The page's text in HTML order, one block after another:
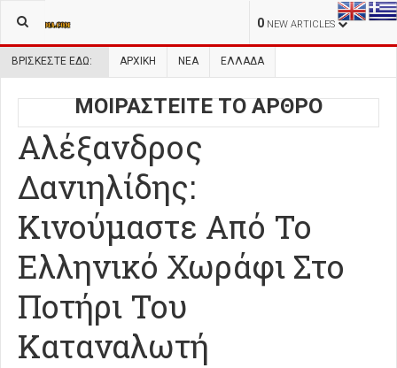
0 NEW ARTICLES
ΒΡΊΣΚΕΣΤΕ ΕΔΏ: ΑΡΧΙΚΉ ΝΕΑ ΕΛΛΑΔΑ
ΜΟΙΡΑΣΤΕΙΤΕ ΤΟ ΑΡΘΡΟ
Αλέξανδρος
Δανιηλίδης:
Κινούμαστε Από Το
Ελληνικό Χωράφι Στο
Ποτήρι Του
Καταναλωτή